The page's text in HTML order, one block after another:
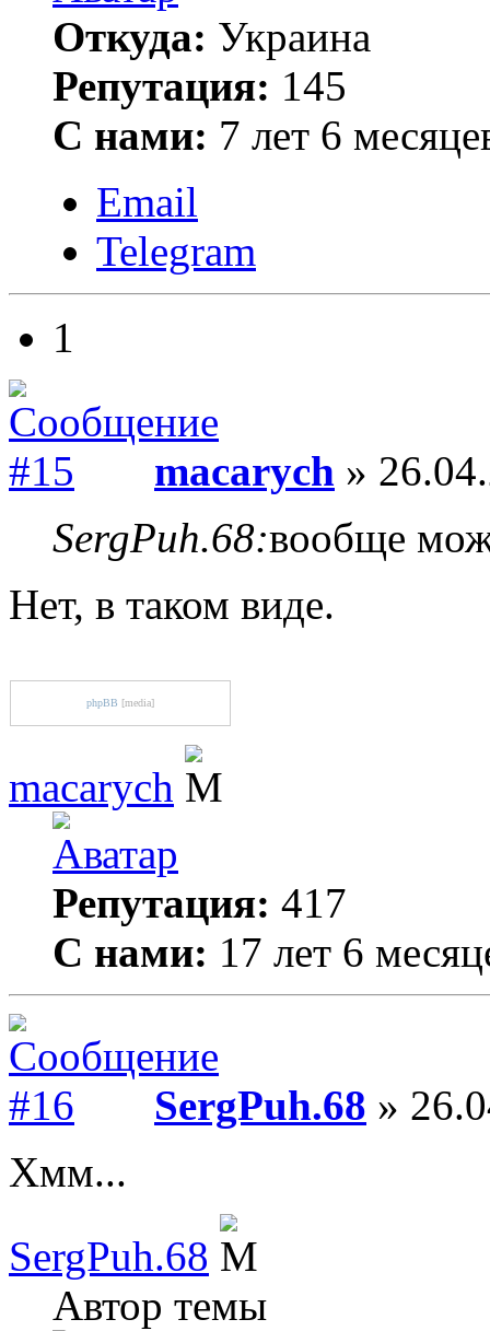
Откуда: Украина
Репутация: 145
С нами: 7 лет 6
Email
Telegram
1
macarych »
SergPuh.68:вообще
Нет, в таком виде.
phpBB [media]
macarych
Репутация: 417
С нами: 17 лет 6
SergPuh.68 »
Хмм...
SergPuh.68
Автор темы